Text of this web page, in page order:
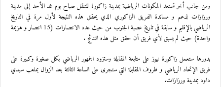
ومن جانب أخر تستعد المكونات الرياضية بمدينة زاكورة للتنقل صباح يوم غد الأحد إلى مدينة
ورزازات لدعم و مساندة الفريق الزاكوري الذي يحقق هذه النتيجة لأول مرة في التاريخ
الرياضي بالإقليم و سابقة في تاريخ عصبة الجنوب من حيث عدد الانتصارات (15 انتصار و هزيمة
واحدة) حيث لم يسبق لأي فريق أن حقق مثل هذه النتائج .
بدورها ستعمل زاكورة نيوز على متابعة المقابلة وستزود الجمهور الرياضي بكل صغيرة وكبيرة على
فريق الإتحاد الرياضي و ظروف المقابلة التي ستجرى على الساعة الثالثة بعد الزوال بملعب سيدي
داود بمدينة ورزازات.